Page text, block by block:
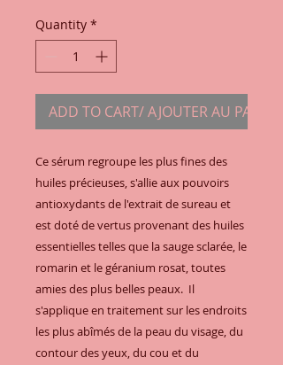
Quantity *
ADD TO CART/ AJOUTER AU PANIER
Ce sérum regroupe les plus fines des
huiles précieuses, s'allie aux pouvoirs
antioxydants de l'extrait de sureau et
est doté de vertus provenant des huiles
essentielles telles que la sauge sclarée, le
romarin et le géranium rosat, toutes
amies des plus belles peaux.  Il
s'applique en traitement sur les endroits
les plus abîmés de la peau du visage, du
contour des yeux, du cou et du